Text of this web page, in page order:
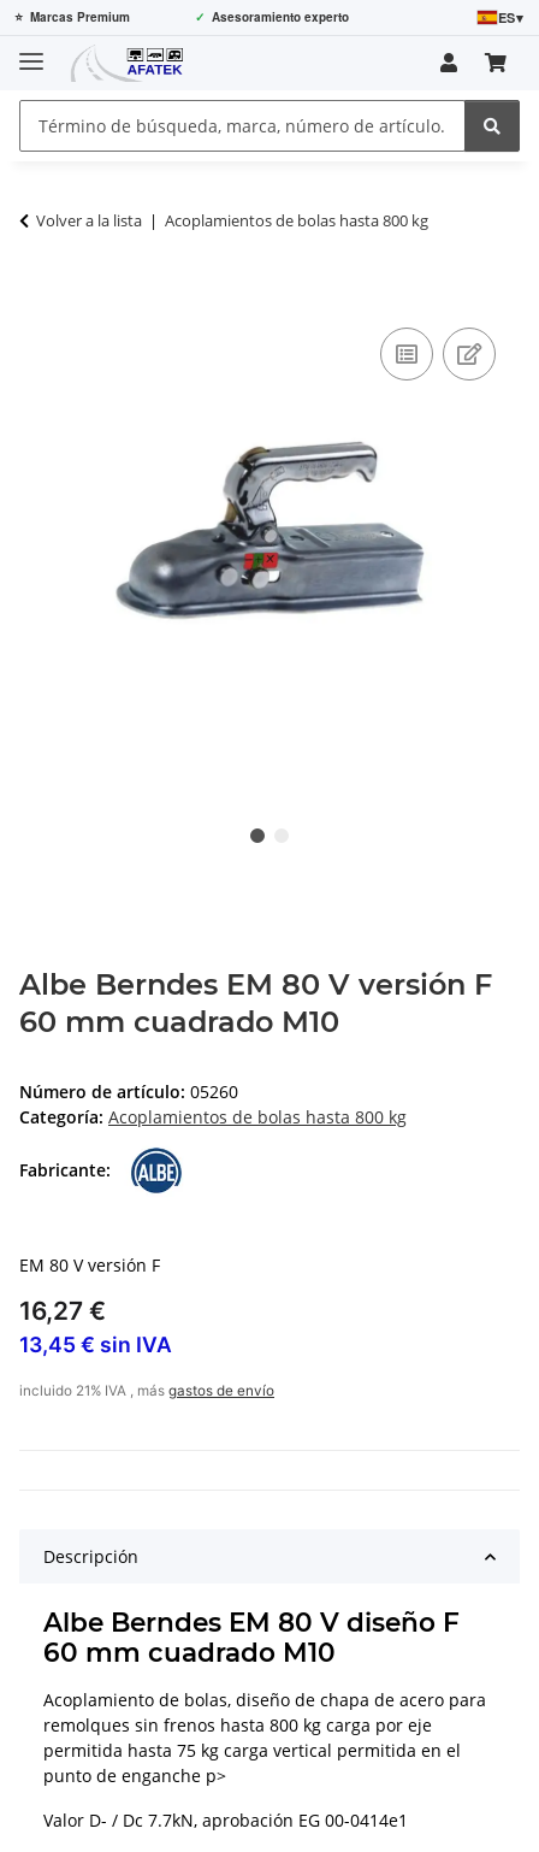
⭐ Marcas Premium ✓ Asesoramiento experto ES▾
Volver a la lista Acoplamientos de bolas hasta 800 kg
Albe Berndes EM 80 V versión F
60 mm cuadrado M10
Número de artículo: 05260
Categoría: Acoplamientos de bolas hasta 800 kg
Fabricante:
EM 80 V versión F
16,27 €
13,45 € sin IVA
incluido 21% IVA , más gastos de envío
Descripción
Albe Berndes EM 80 V diseño F
60 mm cuadrado M10
Acoplamiento de bolas, diseño de chapa de acero para
remolques sin frenos hasta 800 kg carga por eje
permitida hasta 75 kg carga vertical permitida en el
punto de enganche p>
Valor D- / Dc 7.7kN, aprobación EG 00-0414e1